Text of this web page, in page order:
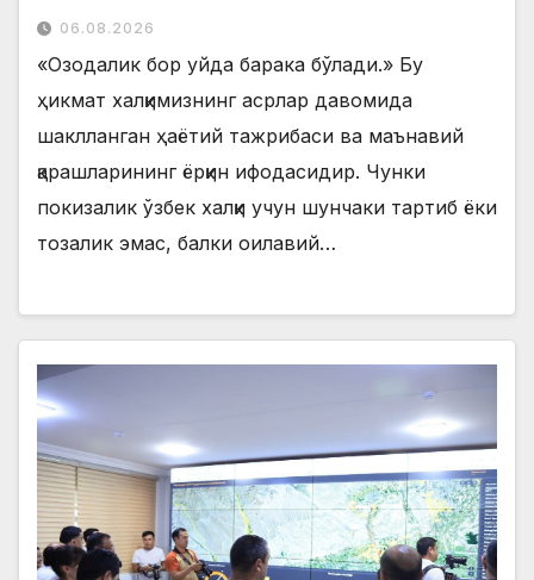
06.08.2026
«Озодалик бор уйда барака бўлади.» Бу
ҳикмат халқимизнинг асрлар давомида
шаклланган ҳаётий тажрибаси ва маънавий
қарашларининг ёрқин ифодасидир. Чунки
покизалик ўзбек халқи учун шунчаки тартиб ёки
тозалик эмас, балки оилавий…